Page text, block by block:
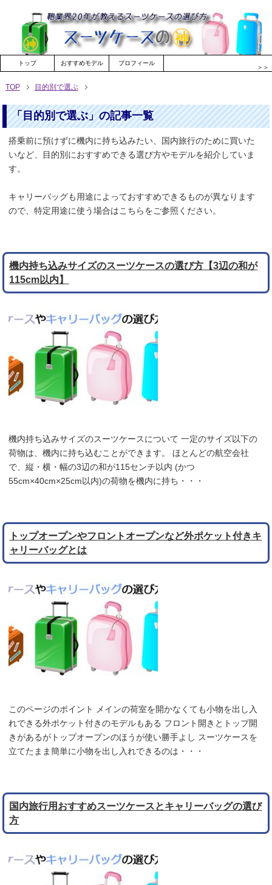
トップ おすすめモデル プロフィール
＞＞
TOP 目的別で選ぶ
「目的別で選ぶ」の記事一覧
搭乗前に預けずに機内に持ち込みたい、国内旅行のために買いた
いなど、目的別におすすめできる選び方やモデルを紹介していま
す。
キャリーバッグも用途によっておすすめできるものが異なります
ので、特定用途に使う場合はこちらをご参照ください。
機内持ち込みサイズのスーツケースの選び方【3辺の和が
115cm以内】
機内持ち込みサイズのスーツケースについて 一定のサイズ以下の
荷物は、機内に持ち込むことができます。 ほとんどの航空会社
で、縦・横・幅の3辺の和が115センチ以内 (かつ
55cm×40cm×25cm以内)の荷物を機内に持ち・・・
トップオープンやフロントオープンなど外ポケット付きキ
ャリーバッグとは
このページのポイント メインの荷室を開かなくても小物を出し入
れできる外ポケット付きのモデルもある フロント開きとトップ開
きがあるがトップオープンのほうが使い勝手よし スーツケースを
立てたまま簡単に小物を出し入れできるのは・・・
国内旅行用おすすめスーツケースとキャリーバッグの選び
方